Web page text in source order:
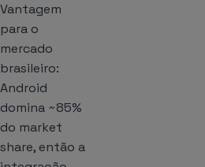
Vantagem
para o
mercado
brasileiro:
Android
domina ~85%
do market
share, então a